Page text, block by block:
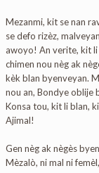
Mezanmi, kit se nan
se defo rizèz,
awoyo! An verite, kit li
chimen nou nèg ak
kèk blan byenveyan.
nou an, Bondye oblije
Konsa tou, kit li blan,
Ajimal!
Gen nèg ak nègès
Mèzalò, ni mal ni